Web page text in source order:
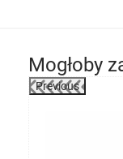
Mogłoby
Previous